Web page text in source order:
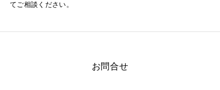
てご相談ください。
お問合せ